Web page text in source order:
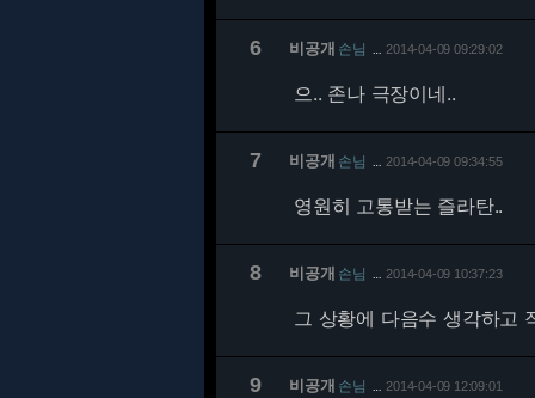
6 비공개 손님 2014-04-09 09:29:02
으.. 존나 극장이네..
7 비공개 손님 2014-04-09 09:34:55
영원히 고통받는 즐라탄..
8 비공개 손님 2014-04-09 10:37:23
그 상황에 다음수 생각하고
9 비공개 손님 2014-04-09 12:09:01